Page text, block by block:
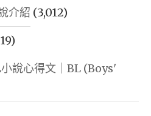
介紹 (3,012)
小說心得文｜BL (Boys'